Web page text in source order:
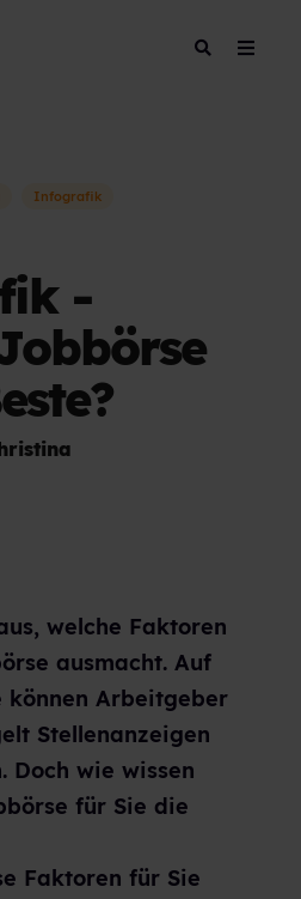
Infografik
-
welche Faktoren
ausmacht. Auf
können Arbeitgeber
Stellenanzeigen
Doch wie wissen
für Sie die
Faktoren für Sie